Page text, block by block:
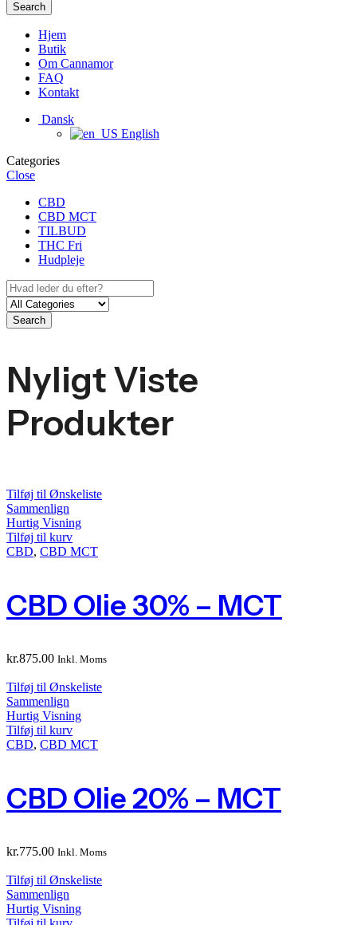
Search
Hjem
Butik
Om Cannamor
FAQ
Kontakt
Dansk
English
Categories
Close
CBD
CBD MCT
TILBUD
THC Fri
Hudpleje
Search
Nyligt Viste
Produkter
Tilføj til Ønskeliste
Sammenlign
Hurtig Visning
Tilføj til kurv
CBD, CBD MCT
CBD Olie 30% – MCT
kr.875.00 Inkl. Moms
Tilføj til Ønskeliste
Sammenlign
Hurtig Visning
Tilføj til kurv
CBD, CBD MCT
CBD Olie 20% – MCT
kr.775.00 Inkl. Moms
Tilføj til Ønskeliste
Sammenlign
Hurtig Visning